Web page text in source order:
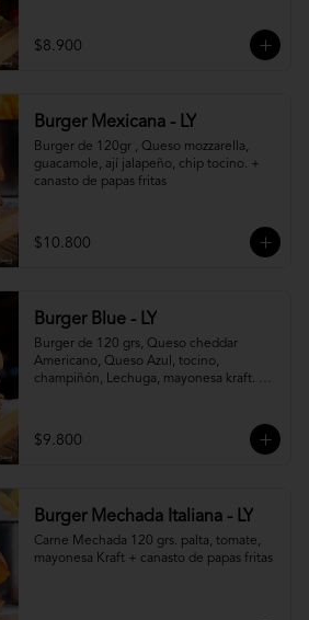
$8.900
Burger Mexicana - LY
Burger de 120gr , Queso mozzarella,
guacamole, ají jalapeño, chip tocino. +
canasto de papas fritas
$10.800
Burger Blue - LY
Burger de 120 grs, Queso cheddar
Americano, Queso Azul, tocino,
champiñón, Lechuga, mayonesa kraft. +
$9.800
Burger Mechada Italiana - LY
Carne Mechada 120 grs. palta, tomate,
mayonesa Kraft + canasto de papas fritas